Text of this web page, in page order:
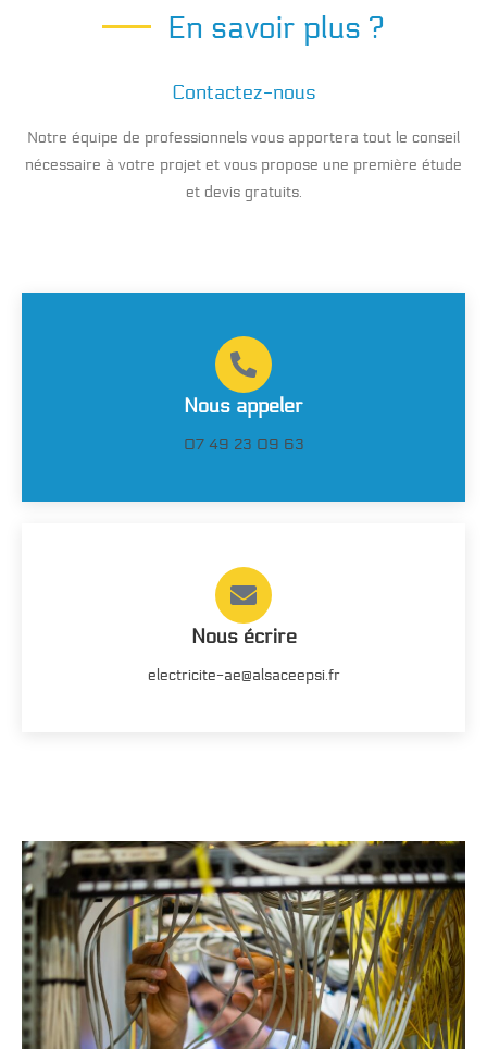
En savoir plus ?
Contactez-nous
Notre équipe de professionnels vous apportera tout le conseil
nécessaire à votre projet et vous propose une première étude
et devis gratuits.
Nous appeler
07 49 23 09 63
Nous écrire
electricite-ae@alsaceepsi.fr